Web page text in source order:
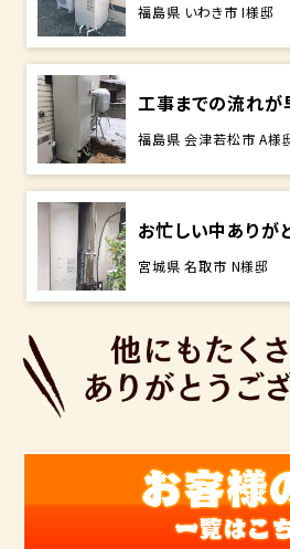
福島県 いわき市 I様邸
工事までの流れが
福島県 会津若松市 A様
お忙しい中ありが
宮城県 名取市 N様邸